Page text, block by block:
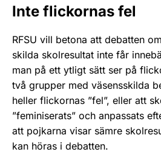
Inte flickornas fel
RFSU vill betona att debatten
skilda skolresultat inte får
man på ett ytligt sätt ser på
två grupper med väsensskilda
heller flickornas ”fel”, eller att
”feminiserats” och anpassats
att pojkarna visar sämre
kan höras i debatten.